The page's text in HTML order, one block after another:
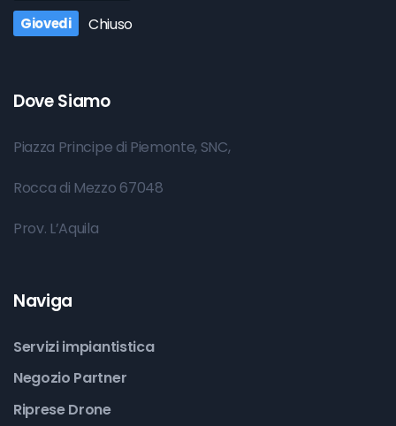
Giovedi Chiuso
Dove Siamo
Piazza Principe di Piemonte, SNC,
Rocca di Mezzo 67048
Prov. L’Aquila
Naviga
Servizi impiantistica
Negozio Partner
Riprese Drone